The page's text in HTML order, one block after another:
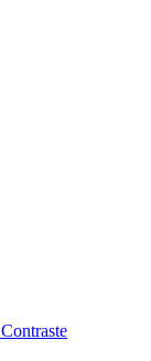
Contraste